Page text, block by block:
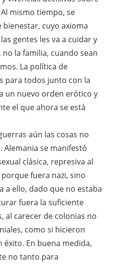
mismo tiempo, se
bienestar, cuyo axioma
gentes les va a cuidar y
la familia, cuando sean
La política de
para todos junto con la
un nuevo orden erótico y
el que ahora se está
aún las cosas no
Alemania se manifestó
clásica, represiva al
fuera nazi, sino
a ello, dado que no estaba
fuera la suficiente
al carecer de colonias no
como si hicieron
éxito. En buena medida,
no tanto para